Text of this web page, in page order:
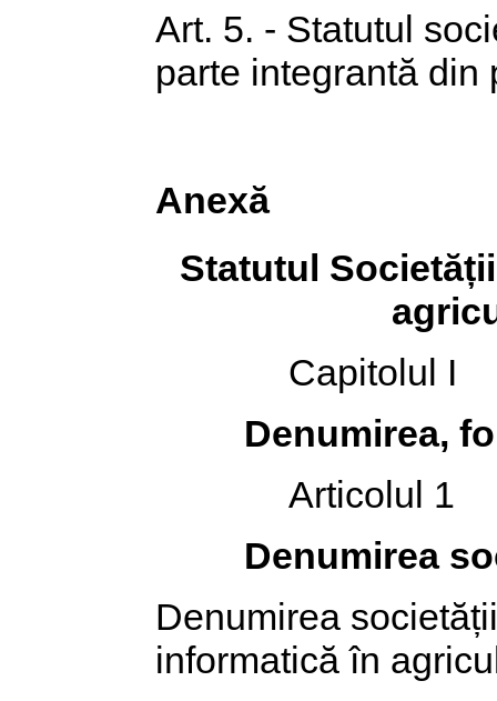
Art. 5. - Statutul
parte integrantă din
Anexă
Statutul
Capitolul I
Denumirea,
Articolul 1
Denumirea
Denumirea
informatică în